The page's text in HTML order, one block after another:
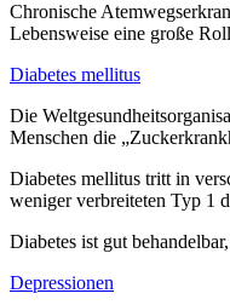
Chronische
Lebensweise eine große
Diabetes mellitus
Die
Menschen die
Diabetes mellitus tritt in
weniger verbreiteten Typ 1
Diabetes ist gut
Depressionen